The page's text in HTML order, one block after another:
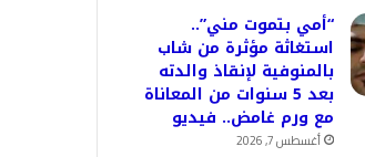
“أمي بتموت مني”..
استغاثة مؤثرة من شاب
بالمنوفية لإنقاذ والدته
بعد 5 سنوات من المعاناة
مع ورم غامض.. فيديو
أغسطس 7, 2026